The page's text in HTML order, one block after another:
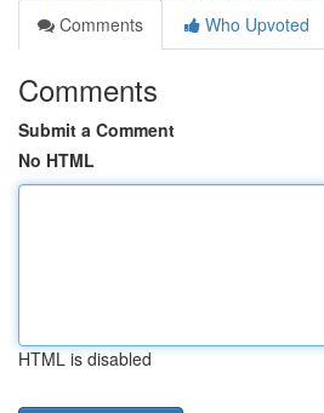
Comments
Who Upvoted
Comments
Submit a Comment
No HTML
HTML is disabled